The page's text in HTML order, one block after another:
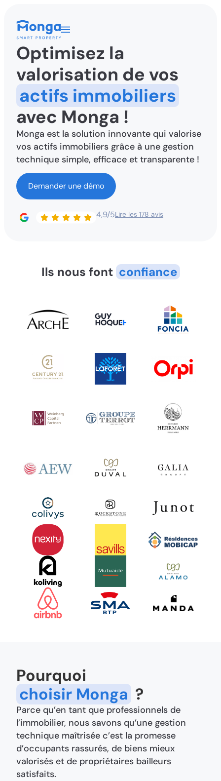
Optimisez la
valorisation de vos
actifs immobiliers
avec Monga !
Monga est la solution innovante qui valorise
vos actifs immobiliers grâce à une gestion
technique simple, efficace et transparente !
Demander une démo
4,9/5Lire les 178 avis
Ils nous font confiance
Pourquoi
choisir Monga ?
Parce qu’en tant que professionnels de
l’immobilier, nous savons qu’une gestion
technique maîtrisée c’est la promesse
d’occupants rassurés, de biens mieux
valorisés et de propriétaires bailleurs
satisfaits.